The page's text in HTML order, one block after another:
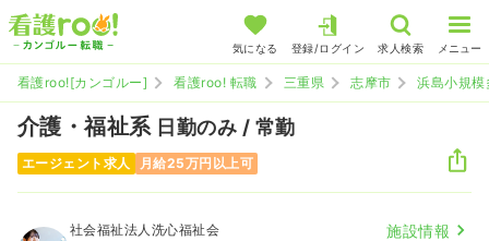
気になる 登録/ログイン 求人検索 メニュー
看護roo![カンゴルー] 看護roo! 転職 三重県 志摩市 浜島小規
介護・福祉系 日勤のみ / 常勤
エージェント求人 月給25万円以上可
社会福祉法人洗心福祉会 施設情報